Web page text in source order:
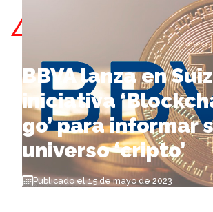
BBVA lanza en
iniciativa
go’ para informar
universo ‘cripto’
Publicado el 15 de mayo de 2023